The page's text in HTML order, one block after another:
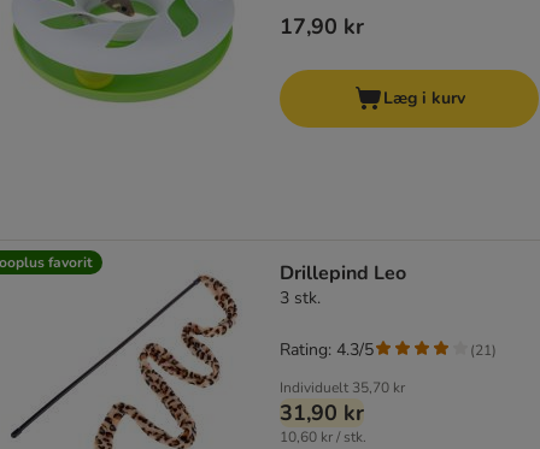
17,90 kr
Læg i kurv
favorit Drillepind Leo
3 stk.
Individuelt 35,70 kr
31,90 kr
10,60 kr / stk.
Rating: 4.3/5 (21)